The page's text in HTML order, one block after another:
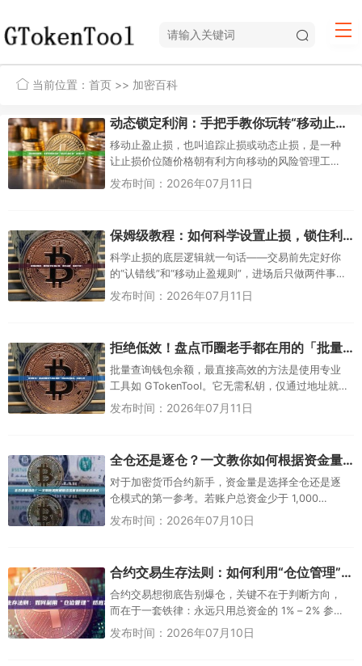
当前位置： 首页 >> 加密百科
动态锁定利润：手把手教你玩转“移动止盈止损”高级技巧
移动止盈止损，也叫追踪止损或动态止损，是一种
让止损价位随价格朝有利方向移动的风险管理工
具。它的核心原理是：设定一个最大回撤幅度（或
发布时间：2026年07月11日
保姆级教程：如何科学设置止损，锁住利润、斩断亏损？
科学止损的底层逻辑就一句话——交易前先定好你
的“认错线”和“移动止盈规则”，进场后只做两件事：
要么让价格撞掉你的出场线，要么不断上移止盈锁
发布时间：2026年07月11日
拒绝低效！盘点币圈老手都在用的「批量余额查询」终极工具
批量查询钱包余额，最直接高效的方法是使用专业
工具如 GTokenTool。它无需私钥，仅通过地址就能
一次性查询多个钱包在以太坊、BSC、波场等多条链
发布时间：2026年07月11日
全仓还是逐仓？一文教你如何根据资金量选择保证金模式
对于加密货币合约新手，资金量是选择全仓还是逐
仓模式的第一参考。若账户总资金少于 1,000
USDT，建议首选全仓模式——它能调用账户全部余
发布时间：2026年07月10日
合约交易生存法则：如何利用“仓位管理”彻底告别爆仓？
合约交易想彻底告别爆仓，关键不在于判断方向，
而在于一套铁律：永远只用总资金的 1% – 2% 参与
单笔冒险。具体做法是——先设定好你愿意亏损的
发布时间：2026年07月10日